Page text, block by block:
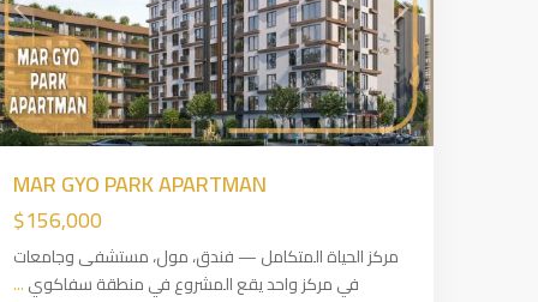
Next
MAR GYO PARK APARTMAN
$156,000
مركز الحياة المتكامل — فندق، مول، مستشفى وجامعات
في مركز واحد يقع المشروع في منطقة سفاكوي...